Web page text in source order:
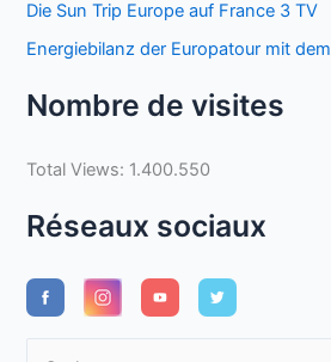
Die Sun Trip Europe auf France 3 TV
Energiebilanz der Europatour mit
Nombre de visites
Total Views: 1.400.550
Réseaux sociaux